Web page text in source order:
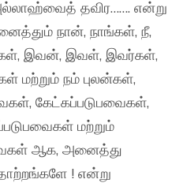
தவிர……. என்று
நான், நாங்கள், நீ,
இவன், இவள், இவர்கள்,
மற்றும் நம் புலன்கள்,
கேட்கப்படுபவைகள்,
மற்றும்
ஆக, அனைத்து
! என்று